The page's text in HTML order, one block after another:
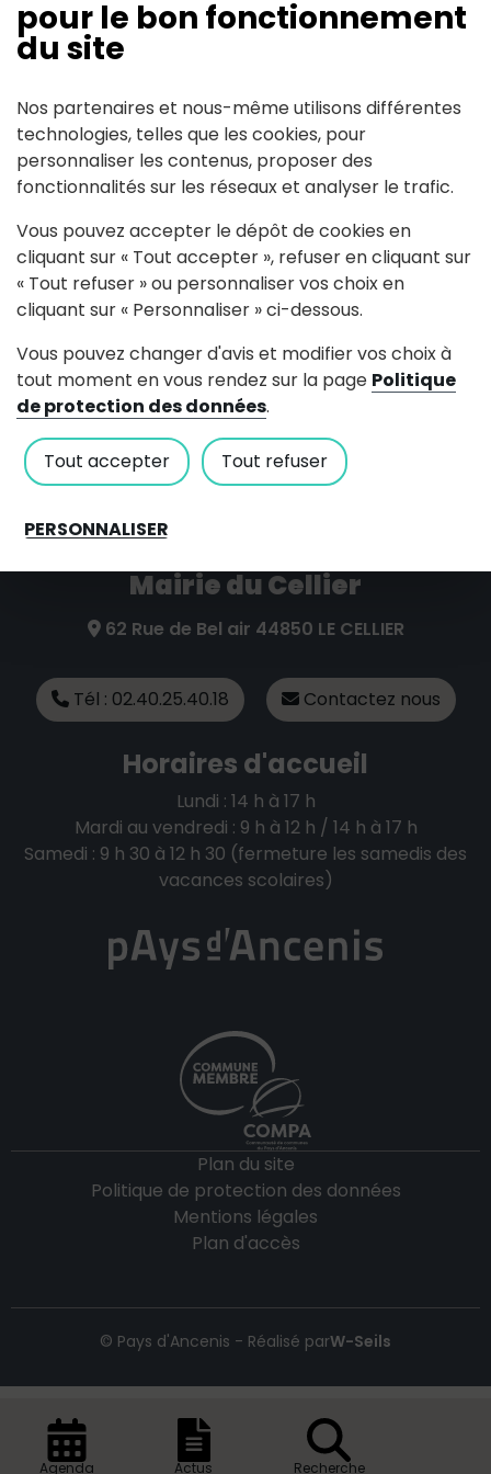
pour le bon fonctionnement
du site
Nos partenaires et nous-même utilisons différentes
technologies, telles que les cookies, pour
personnaliser les contenus, proposer des
fonctionnalités sur les réseaux et analyser le trafic.
Vous pouvez accepter le dépôt de cookies en
cliquant sur « Tout accepter », refuser en cliquant sur
« Tout refuser » ou personnaliser vos choix en
cliquant sur « Personnaliser » ci-dessous.
Vous pouvez changer d'avis et modifier vos choix à
tout moment en vous rendez sur la page Politique
de protection des données.
Tout accepter Tout refuser
PERSONNALISER
Agenda Actus Recherche
Gîte homologué 4 épis par Gîtes de
France :https://www.gite-
Contact
8 rue des Grands Coteaux
bruno.didier2(at)wanadoo.fr
06 14 02 28 20
Voir le site internet
Mairie du Cellier
62 Rue de Bel air 44850 LE CELLIER
Tél : 02.40.25.40.18 Contactez nous
Horaires d'accueil
Lundi : 14 h à 17 h
Mardi au vendredi : 9 h à 12 h / 14 h à 17 h
Samedi : 9 h 30 à 12 h 30 (fermeture les samedis des
vacances scolaires)
Plan du site
Politique de protection des données
Mentions légales
Plan d'accès
© Pays d'Ancenis - Réalisé parW-Seils